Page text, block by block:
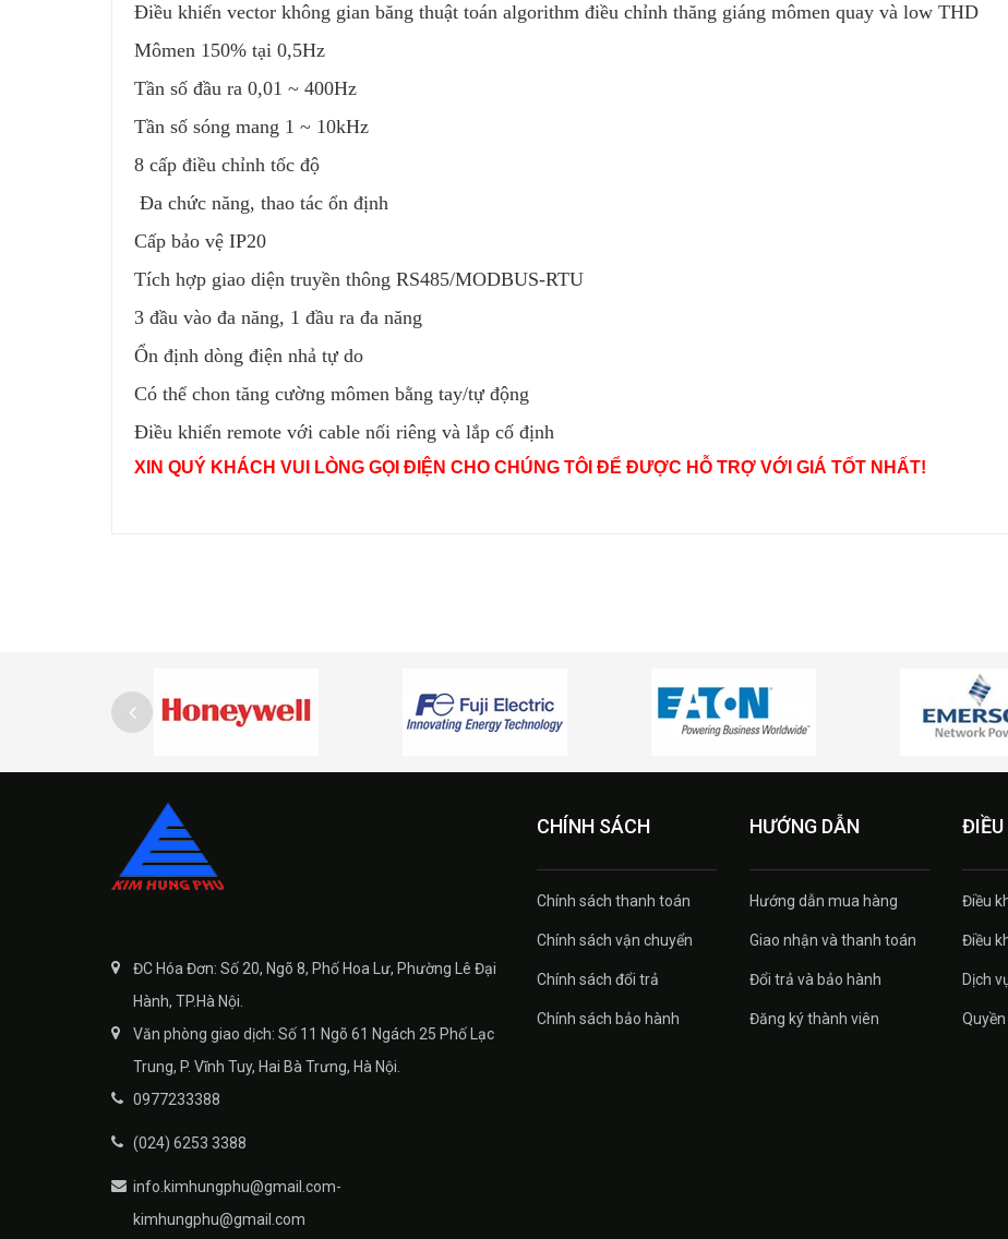
Điều khiển vector không gian băng thuật toán algorithm điều chỉnh thăng giáng mômen quay và low THD
Mômen 150% tại 0,5Hz
Tần số đầu ra 0,01 ~ 400Hz
Tần số sóng mang 1 ~ 10kHz
8 cấp điều chỉnh tốc độ
Đa chức năng, thao tác ổn định
Cấp bảo vệ IP20
Tích hợp giao diện truyền thông RS485/MODBUS-RTU
3 đầu vào đa năng, 1 đầu ra đa năng
Ổn định dòng điện nhả tự do
Có thể chon tăng cường mômen bằng tay/tự động
Điều khiển remote với cable nối riêng và lắp cố định
XIN QUÝ KHÁCH VUI LÒNG GỌI ĐIỆN CHO CHÚNG TÔI ĐỂ ĐƯỢC HỖ TRỢ VỚI GIÁ TỐT NHẤT!
ĐC Hóa Đơn: Số 20, Ngõ 8, Phố Hoa Lư, Phường Lê Đại
Hành, TP.Hà Nội.
Văn phòng giao dịch: Số 11 Ngõ 61 Ngách 25 Phố Lạc
Trung, P. Vĩnh Tuy, Hai Bà Trưng, Hà Nội.
0977233388
(024) 6253 3388
info.kimhungphu@gmail.com-
kimhungphu@gmail.com
CHÍNH SÁCH
Chính sách thanh toán
Chính sách vận chuyển
Chính sách đổi trả
Chính sách bảo hành
HƯỚNG DẪN
Hướng dẫn mua hàng
Giao nhận và thanh toán
Đổi trả và bảo hành
Đăng ký thành viên
ĐIỀU
Điều
Điều
Dịch